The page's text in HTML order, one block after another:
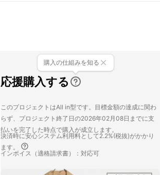
応援購入する
購入の仕組みを知る
このプロジェクトはAll in型です。目標金額の達成に関わ
らず、プロジェクト終了日の2026年02月08日までに支
払いを完了した時点で購入が成立します。
決済時に安心システム利用料として2.2%(税抜)がかかり
ます。
インボイス（適格請求書）：対応可